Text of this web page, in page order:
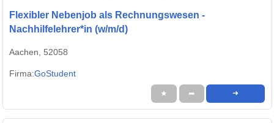
Flexibler Nebenjob als Rechnungswesen -
Nachhilfelehrer*in (w/m/d)
Aachen, 52058
Firma:GoStudent
★ ➦ ➜